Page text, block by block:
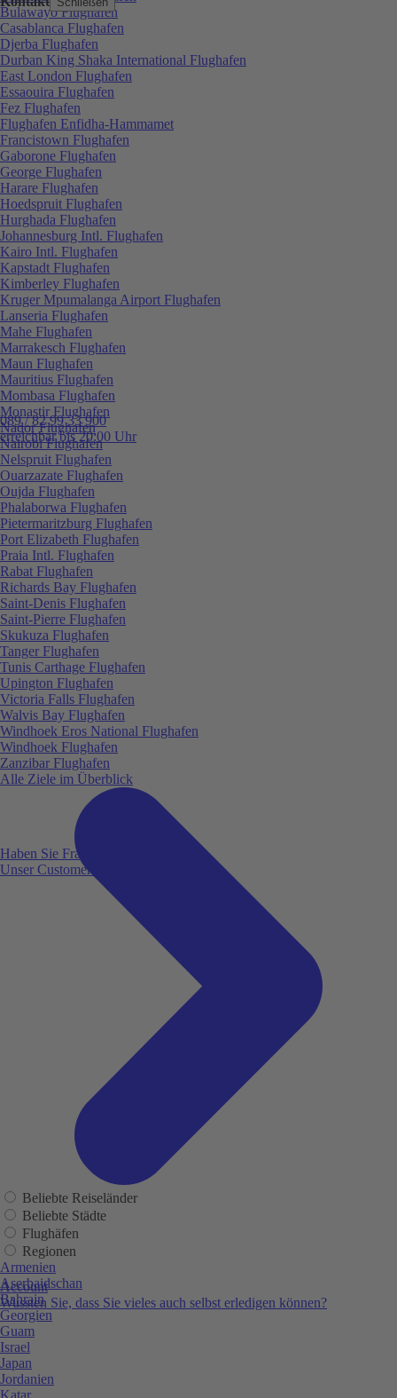
089 / 82 99 33 900
erreichbar bis 20:00 Uhr
Haben Sie Fragen?
Unser Customer Service ist für Sie da!
Account
Wussten Sie, dass Sie vieles auch selbst erledigen können?
Bulawayo Flughafen
Casablanca Flughafen
Djerba Flughafen
Durban King Shaka International Flughafen
East London Flughafen
Essaouira Flughafen
Fez Flughafen
Flughafen Enfidha-Hammamet
Francistown Flughafen
Gaborone Flughafen
George Flughafen
Harare Flughafen
Hoedspruit Flughafen
Hurghada Flughafen
Johannesburg Intl. Flughafen
Kairo Intl. Flughafen
Kapstadt Flughafen
Kimberley Flughafen
Kruger Mpumalanga Airport Flughafen
Lanseria Flughafen
Mahe Flughafen
Marrakesch Flughafen
Maun Flughafen
Mauritius Flughafen
Mombasa Flughafen
Monastir Flughafen
Nador Flughafen
Nairobi Flughafen
Nelspruit Flughafen
Ouarzazate Flughafen
Oujda Flughafen
Phalaborwa Flughafen
Pietermaritzburg Flughafen
Port Elizabeth Flughafen
Praia Intl. Flughafen
Rabat Flughafen
Richards Bay Flughafen
Saint-Denis Flughafen
Saint-Pierre Flughafen
Skukuza Flughafen
Tanger Flughafen
Tunis Carthage Flughafen
Upington Flughafen
Victoria Falls Flughafen
Walvis Bay Flughafen
Windhoek Eros National Flughafen
Windhoek Flughafen
Zanzibar Flughafen
Alle Ziele im Überblick
Beliebte Reiseländer
Beliebte Städte
Flughäfen
Regionen
Armenien
Aserbaidschan
Bahrain
Georgien
Guam
Israel
Japan
Jordanien
Katar